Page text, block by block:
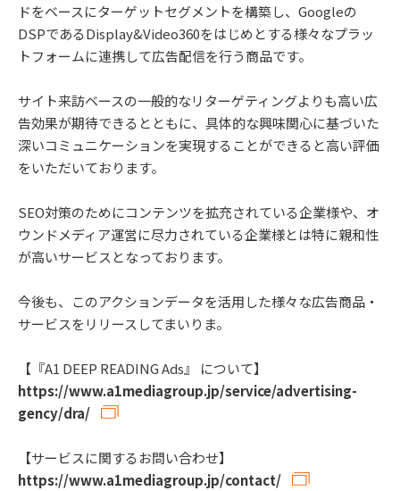
ドをベースにターゲットセグメントを構築し、Googleの
DSPであるDisplay&Video360をはじめとする様々なプラッ
トフォームに連携して広告配信を行う商品です。
サイト来訪ベースの一般的なリターゲティングよりも高い広
告効果が期待できるとともに、具体的な興味関心に基づいた
深いコミュニケーションを実現することができると高い評価
をいただいております。
SEO対策のためにコンテンツを拡充されている企業様や、オ
ウンドメディア運営に尽力されている企業様とは特に親和性
が高いサービスとなっております。
今後も、このアクションデータを活用した様々な広告商品・
サービスをリリースしてまいりま。
【『A1 DEEP READING Ads』 について】
https://www.a1mediagroup.jp/service/advertising-
gency/dra/
【サービスに関するお問い合わせ】
https://www.a1mediagroup.jp/contact/